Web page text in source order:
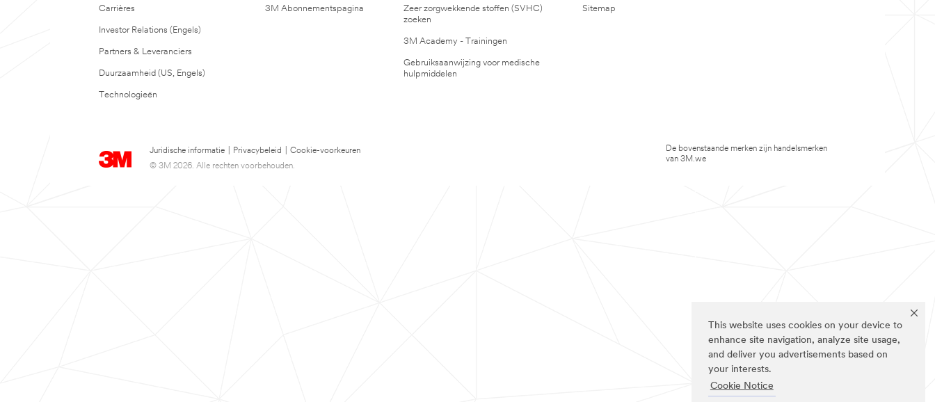
This website uses cookies on your device to
enhance site navigation, analyze site usage,
and deliver you advertisements based on
your interests.
Cookie Notice
Carrières
Investor Relations (Engels)
Partners & Leveranciers
Duurzaamheid (US, Engels)
Technologieën
3M Abonnementspagina
Zeer zorgwekkende stoffen (SVHC)
zoeken
3M Academy - Trainingen
Gebruiksaanwijzing voor medische
hulpmiddelen
Sitemap
Juridische informatie Privacybeleid
Cookie-voorkeuren
© 3M 2026. Alle rechten voorbehouden.
De bovenstaande merken zijn handelsmerken
van 3M.we